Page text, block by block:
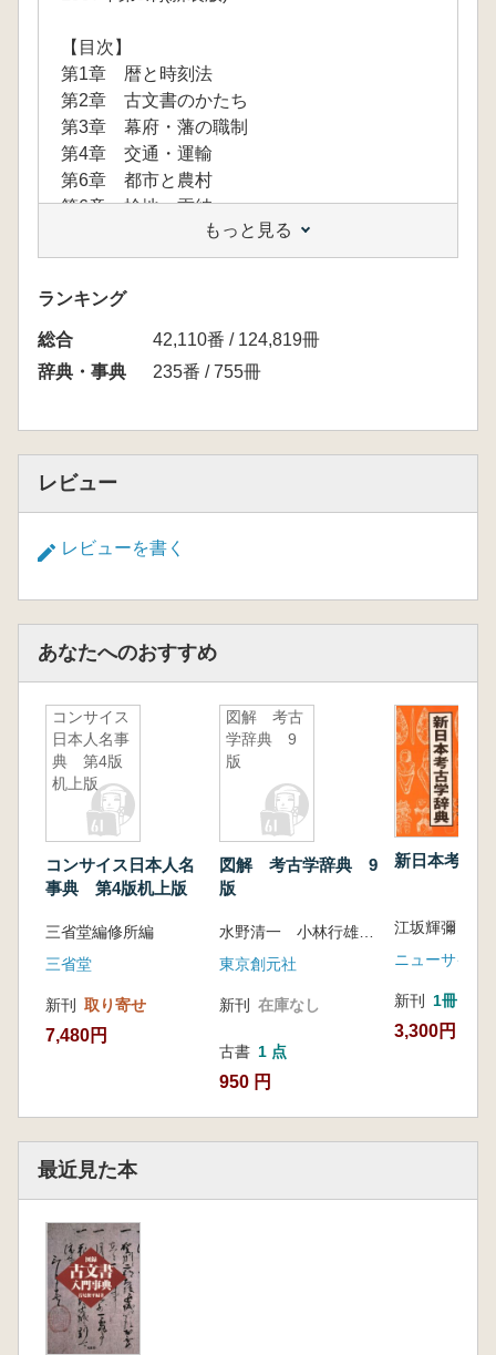
【目次】
第1章 暦と時刻法
第2章 古文書のかたち
第3章 幕府・藩の職制
第4章 交通・運輸
第6章 都市と農村
第6章 検地・貢納
第8章 商品流通
第9章 単位呼称
第10章 難読用語
第11章 くずし字を読む
第12章 文を読む
もっと見る
ランキング
総合
42,110番 / 124,819冊
辞典・事典
235番 / 755冊
レビュー
レビューを書く
あなたへのおすすめ
コンサイス
日本人名事
典 第4版
机上版
コンサイス日本人名
事典 第4版机上版
三省堂編修所編
三省堂
新刊 取り寄せ
7,480円
図解 考古
学辞典 9
版
図解 考古学辞典 9
版
東京創元社
新刊 在庫なし
古書 1 点
950 円
新日本考古
ニューサイエ
新刊 1冊
3,300円
最近見た本